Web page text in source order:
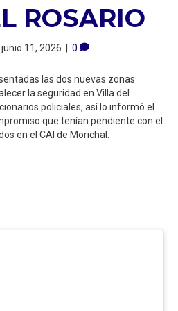
ROSARIO
junio 11, 2026 0
las dos nuevas zonas
la seguridad en Villa del
policiales, así lo informó el
que tenían pendiente con el
en el CAI de Morichal.